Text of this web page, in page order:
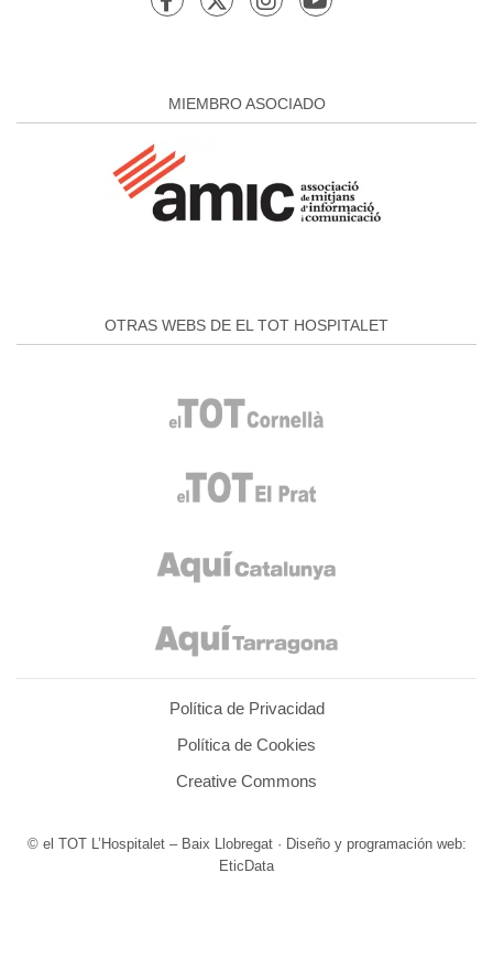
MIEMBRO ASOCIADO
OTRAS WEBS DE EL TOT HOSPITALET
Política de Privacidad
Política de Cookies
Creative Commons
© el TOT L’Hospitalet – Baix Llobregat · Diseño y programación web:
EticData